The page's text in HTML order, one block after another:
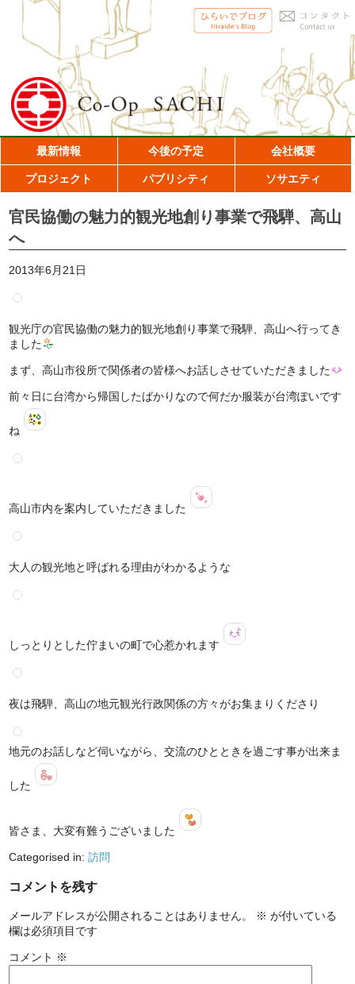
最新情報 今後の予定 会社概要
プロジェクト パブリシティ ソサエティ
官民協働の魅力的観光地創り事業で飛騨、高山
へ
2013年6月21日
観光庁の官民協働の魅力的観光地創り事業で飛騨、高山へ行ってき
ました
まず、高山市役所で関係者の皆様へお話しさせていただきました
前々日に台湾から帰国したばかりなので何だか服装が台湾ぽいです
ね
高山市内を案内していただきました
大人の観光地と呼ばれる理由がわかるような
しっとりとした佇まいの町で心惹かれます
夜は飛騨、高山の地元観光行政関係の方々がお集まりくださり
地元のお話しなど伺いながら、交流のひとときを過ごす事が出来ま
した
皆さま、大変有難うございました
Categorised in:訪問
コメントを残す
メールアドレスが公開されることはありません。 ※ が付いている
欄は必須項目です
コメント ※